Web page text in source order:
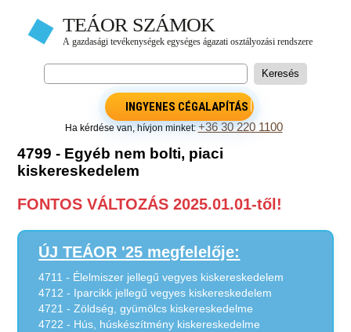
INGYENES CÉGALAPÍTÁS
Ha kérdése van, hívjon minket:+36 30 220 1100
4799 - Egyéb nem bolti, piaci
kiskereskedelem
FONTOS VÁLTOZÁS 2025.01.01-től!
ÚJ TEÁOR '25 megfelelője:
4711 - Élelmiszer jellegű vegyes kiskereskedelem
4712 - Iparcikk jellegű vegyes kiskereskedelem
4721 - Zöldség, gyümölcs kiskereskedelme
4722 - Hús, húskészítmény kiskereskedelme